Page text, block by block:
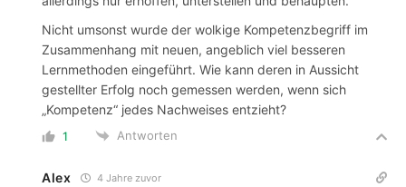
Nicht umsonst wurde der wolkige Kompetenzbegriff im
Zusammenhang mit neuen, angeblich viel besseren
Lernmethoden eingeführt. Wie kann deren in Aussicht
gestellter Erfolg noch gemessen werden, wenn sich
„Kompetenz“ jedes Nachweises entzieht?
1 Antworten
Alex 4 Jahre zuvor